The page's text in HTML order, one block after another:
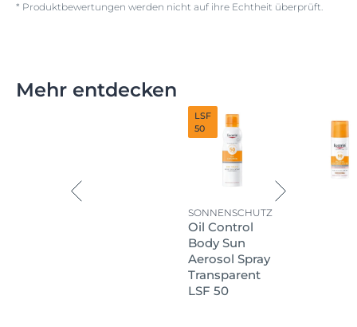
* Produktbewertungen werden nicht auf ihre Echtheit überprüft.
Mehr entdecken
LSF
50
SONNENSCHUTZ
Oil Control
Body Sun
Aerosol Spray
Transparent
LSF 50